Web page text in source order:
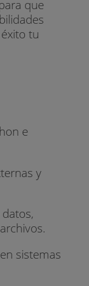
que
tu
e
y
sistemas